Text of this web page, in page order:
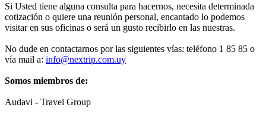
Si Usted tiene alguna consulta para hacernos, necesita determinada
cotización o quiere una reunión personal, encantado lo podemos
visitar en sus oficinas o será un gusto recibirlo en las nuestras.
No dude en contactarnos por las siguientes vías: teléfono 1 85 85 o
vía mail a: info@nextrip.com.uy
Somos miembros de:
Audavi - Travel Group